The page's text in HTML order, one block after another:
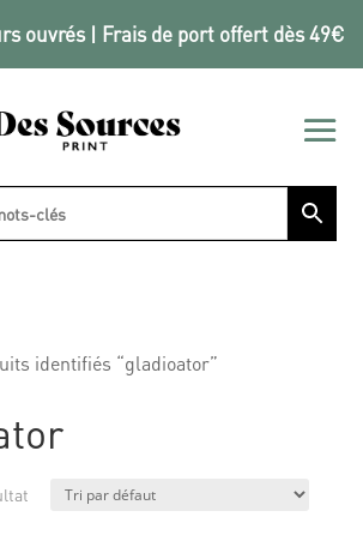
ouvrés | Frais de port offert dès 49€
identifiés “gladioator”